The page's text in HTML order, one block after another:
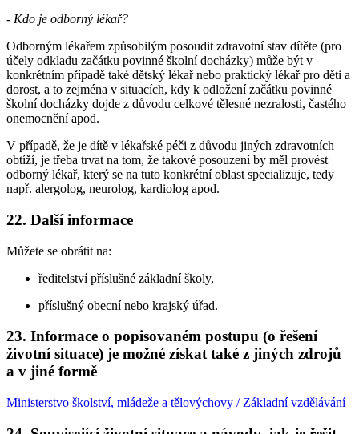
- Kdo je odborný lékař?
Odborným lékařem způsobilým posoudit zdravotní stav dítěte (pro
účely odkladu začátku povinné školní docházky) může být v
konkrétním případě také dětský lékař nebo praktický lékař pro děti a
dorost, a to zejména v situacích, kdy k odložení začátku povinné
školní docházky dojde z důvodu celkové tělesné nezralosti, častého
onemocnění apod.
V případě, že je dítě v lékařské péči z důvodu jiných zdravotních
obtíží, je třeba trvat na tom, že takové posouzení by měl provést
odborný lékař, který se na tuto konkrétní oblast specializuje, tedy
např. alergolog, neurolog, kardiolog apod.
22. Další informace
Můžete se obrátit na:
ředitelství příslušné základní školy,
příslušný obecní nebo krajský úřad.
23. Informace o popisovaném postupu (o řešení
životní situace) je možné získat také z jiných zdrojů
a v jiné formě
Ministerstvo školství, mládeže a tělovýchovy / Základní vzdělávání